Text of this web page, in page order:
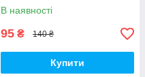
В наявності
95 ₴ 140 ₴
Купити